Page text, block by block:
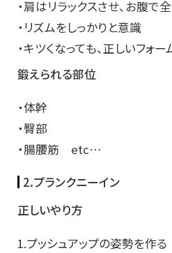
・肩はリラックスさせ、お腹で
・リズムをしっかりと意識
・キツくなっても、正しいフォ
鍛えられる部位
・体幹
・臀部
・腸腰筋 etc…
2.プランクニーイン
正しいやり方
1.プッシュアップの姿勢を作る